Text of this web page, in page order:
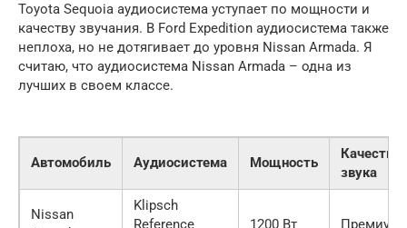
Toyota Sequoia аудиосистема уступает по мощности и
качеству звучания. В Ford Expedition аудиосистема также
неплоха, но не дотягивает до уровня Nissan Armada. Я
считаю, что аудиосистема Nissan Armada – одна из
лучших в своем классе.
Автомобиль Аудиосистема Мощность
Качество
звука
Nissan
Klipsch
Reference
1200 Вт Премиум